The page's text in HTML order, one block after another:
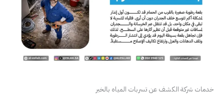
خدمات شركة الكشف عن تسربات المياه بالخبر